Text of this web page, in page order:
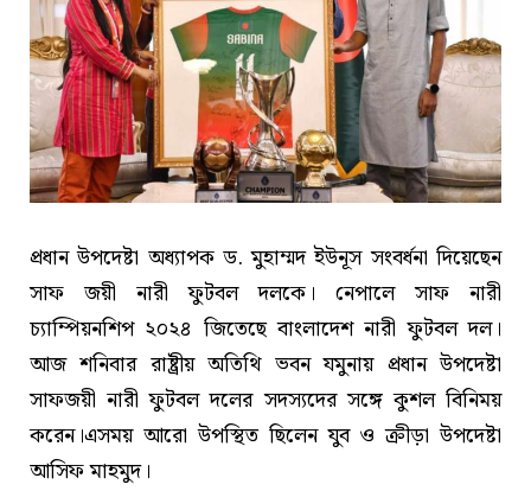
প্রধান উপদেষ্টা অধ্যাপক ড. মুহাম্মদ ইউনূস সংবর্ধনা দিয়েছেন
সাফ জয়ী নারী ফুটবল দলকে। নেপালে সাফ নারী
চ্যাম্পিয়নশিপ ২০২৪ জিতেছে বাংলাদেশ নারী ফুটবল দল।
আজ শনিবার রাষ্ট্রীয় অতিথি ভবন যমুনায় প্রধান উপদেষ্টা
সাফজয়ী নারী ফুটবল দলের সদস্যদের সঙ্গে কুশল বিনিময়
করেন।এসময় আরো উপস্থিত ছিলেন যুব ও ক্রীড়া উপদেষ্টা
আসিফ মাহমুদ।